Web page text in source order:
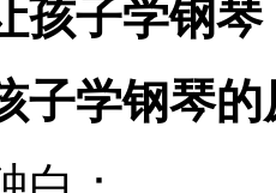
孩子学钢琴
子学钢琴的